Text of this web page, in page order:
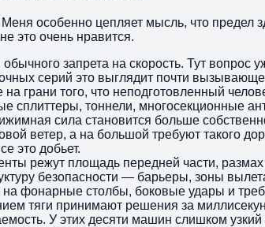
особенно цепляет мысль, что
это очень нравится.
запрета на скорость. Тут
серий это выглядит почти
грани того, что неподготовленный
сплиттеры, тоннели, многосекционные
сила становится больше
ветер, а на большой требуют такого
это добьет.
режут площадь передней части,
безопасности — барьеры, зоны
фонарные столбы, боковые удары и
тяги принимают решения за
У этих десяти машин слишком